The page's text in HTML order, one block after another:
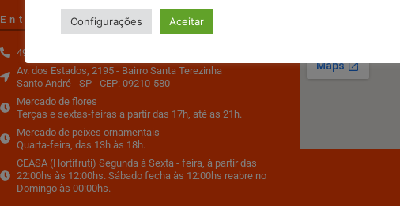
Entre em Contato
4996-9500
Av. dos Estados, 2195 - Bairro Santa Terezinha
Santo André - SP - CEP: 09210-580
Mercado de flores
Terças e sextas-feiras a partir das 17h, até as 21h.
Mercado de peixes ornamentais
Quarta-feira, das 13h às 18h.
CEASA (Hortifruti) Segunda à Sexta - feira, à partir das
22:00hs às 12:00hs. Sábado fecha às 12:00hs reabre no
Domingo às 00:00hs.
Configurações Aceitar